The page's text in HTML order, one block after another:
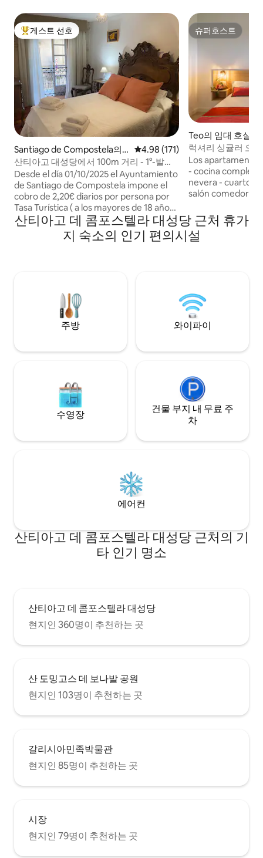
상위 게스트 선호
게스트 선호
Santiago de Compostela의
아파트
평점 4.98점(5점 만점), 후기 171
4.98 (171)
산티아고 대성당에서 100m 거리 - 1°-발코
니.
Desde el día 01/10/2025 el Ayuntamiento
de Santiago de Compostela impone el
cobro de 2,20€ diarios por persona por
Tasa Turística ( a los mayores de 18 años)
,cantidad que debe ser abonada
directamente en el establecimiento.
Desconecta de la rutina en este
(Hostal de los Reyes Católicos) y el Hotel
Monumento San Francisco.
슈퍼호스트
슈퍼호스트
Teo의 임대 호실
럭셔리 싱귤러 오
지...
Los apartamentos tienen:
- cocina
nevera - cuarto de baño con ducha -
salón comedor
Recordamos que
pueden quedarse
apartamento
산티아고 데 콤포스텔라 대성당 근처 휴가
지 숙소의 인기 편의시설
주방 와이파이
수영장
건물 부지 내 무료 주
차
에어컨
산티아고 데 콤포스텔라 대성당 근처의 기
타 인기 명소
산티아고 데 콤포스텔라 대성당
현지인 360명이 추천하는 곳
산 도밍고스 데 보나발 공원
현지인 103명이 추천하는 곳
갈리시아민족박물관
현지인 85명이 추천하는 곳
시장
현지인 79명이 추천하는 곳